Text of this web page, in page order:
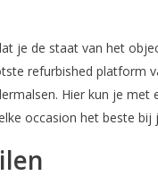
je de staat van het
refurbished platform
Hier kun je met
occasion het beste bij